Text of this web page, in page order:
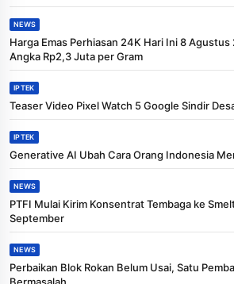
NEWS
Harga Emas Perhiasan 24K Hari Ini 8
Angka Rp2,3 Juta per Gram
IPTEK
Teaser Video Pixel Watch 5 Google Sindir
IPTEK
Generative AI Ubah Cara Orang Indonesia
NEWS
PTFI Mulai Kirim Konsentrat Tembaga ke
September
NEWS
Perbaikan Blok Rokan Belum Usai, Satu
Bermasalah